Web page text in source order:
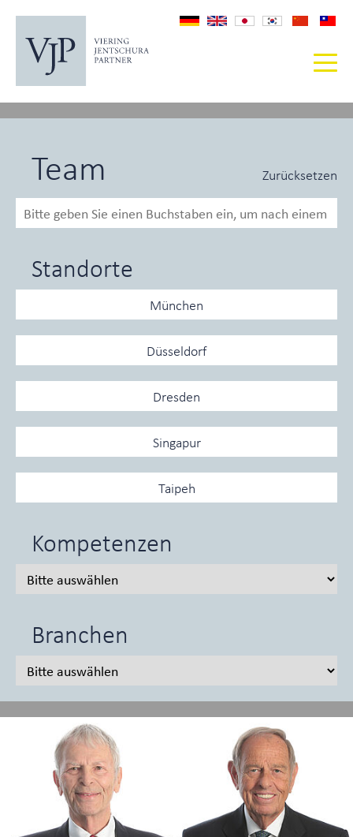
Team Zurücksetzen
Standorte
München
Düsseldorf
Dresden
Singapur
Taipeh
Kompetenzen
Branchen